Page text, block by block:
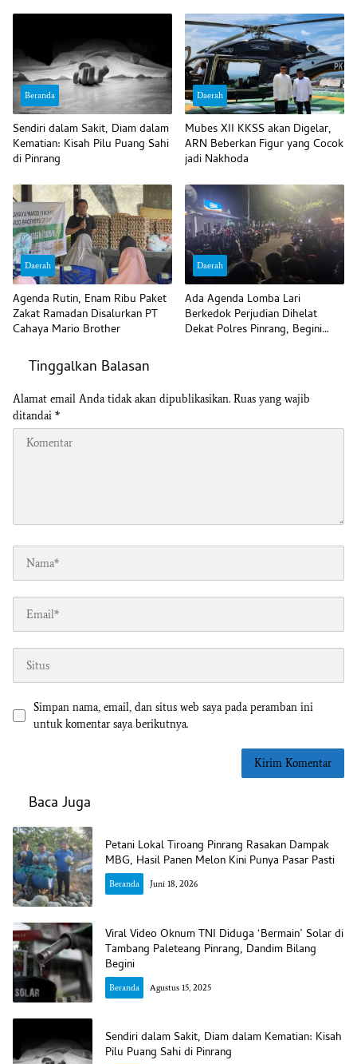
Beranda
Sendiri dalam Sakit, Diam dalam
Kematian: Kisah Pilu Puang Sahi
di Pinrang
Daerah
Mubes XII KKSS akan Digelar,
ARN Beberkan Figur yang Cocok
jadi Nakhoda
Daerah
Agenda Rutin, Enam Ribu Paket
Zakat Ramadan Disalurkan PT
Cahaya Mario Brother
Daerah
Ada Agenda Lomba Lari
Berkedok Perjudian Dihelat
Dekat Polres Pinrang, Begini
Tinggalkan Balasan
Alamat email Anda tidak akan dipublikasikan. Ruas yang wajib
ditandai *
Simpan nama, email, dan situs web saya pada peramban ini
untuk komentar saya berikutnya.
Baca Juga
Petani Lokal Tiroang Pinrang Rasakan Dampak
MBG, Hasil Panen Melon Kini Punya Pasar Pasti
Beranda Juni 18, 2026
Viral Video Oknum TNI Diduga ‘Bermain’ Solar di
Tambang Paleteang Pinrang, Dandim Bilang
Begini
Beranda Agustus 15, 2025
Sendiri dalam Sakit, Diam dalam Kematian: Kisah
Pilu Puang Sahi di Pinrang